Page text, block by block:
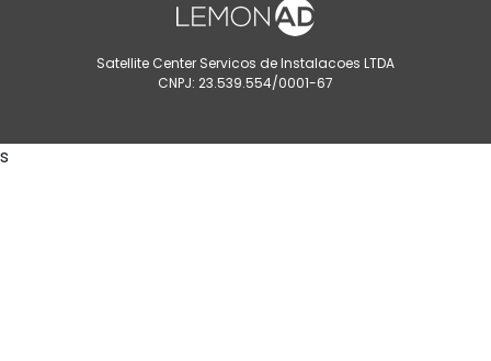
Satellite Center Servicos de Instalacoes LTDA
CNPJ: 23.539.554/0001-67
s